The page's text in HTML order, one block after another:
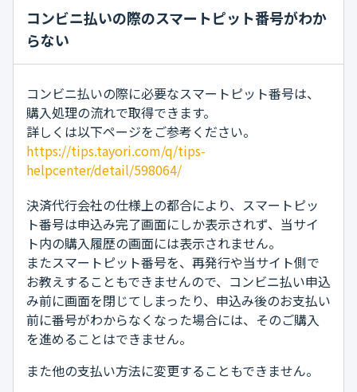
コンビニ払いの際のスマートピット番号がわか
らない
コンビニ払いの際に必要なスマートピット番号は、
購入処理の流れで取得できます。
詳しくは以下ページをご参考ください。
https://tips.tayori.com/q/tips-
helpcenter/detail/598064/
決済代行会社の仕様上の都合により、スマートピッ
ト番号は申込み完了画面にしか表示されず、当サイ
ト内の購入履歴の画面には表示されません。
またスマートピット番号を、再発行や当サイト側で
お教えすることもできませんので、コンビニ払い申込
み前に画面を閉じてしまったり、申込み後のお支払い
前に番号がわからなくなった場合には、そのご購入
を進めることはできません。
また他の支払い方法に変更することもできません。